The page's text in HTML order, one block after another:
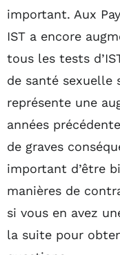
important. Aux
IST a encore
tous les tests
de santé sexuelle
représente une
années
de graves
important d’être
manières de
si vous en avez
la suite pour